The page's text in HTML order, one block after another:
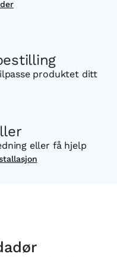
produktet ditt
eller få hjelp